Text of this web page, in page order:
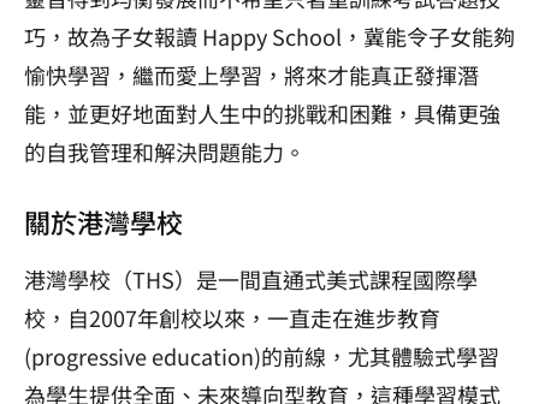
巧，故為子女報讀 Happy School，冀能令子女能夠
愉快學習，繼而愛上學習，將來才能真正發揮潛
能，並更好地面對人生中的挑戰和困難，具備更強
的自我管理和解決問題能力。
關於港灣學校
港灣學校（THS）是一間直通式美式課程國際學
校，自2007年創校以來，一直走在進步教育
(progressive education)的前線， 尤其體驗式學習
為學生提供全面、未來導向型教育，這種學習模式